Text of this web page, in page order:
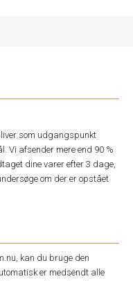
som udgangspunkt
Vi afsender mere end 90 %
dine varer efter 3 dage,
om der er opstået
kan du bruge den
er medsendt alle